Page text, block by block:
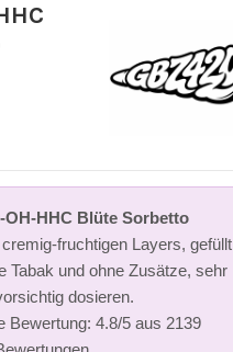
OH-HHC Blüte Sorbetto
fruchtigen Layers, gefüllt
Tabak und ohne Zusätze, sehr
dosieren.
Bewertung: 4.8/5 aus 2139